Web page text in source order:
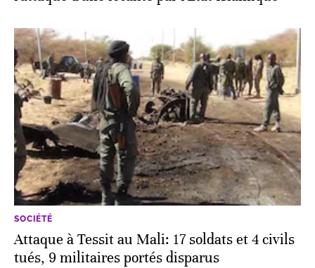
SOCIÉTÉ
Attaque à Tessit au Mali: 17 soldats et 4 civils
tués, 9 militaires portés disparus